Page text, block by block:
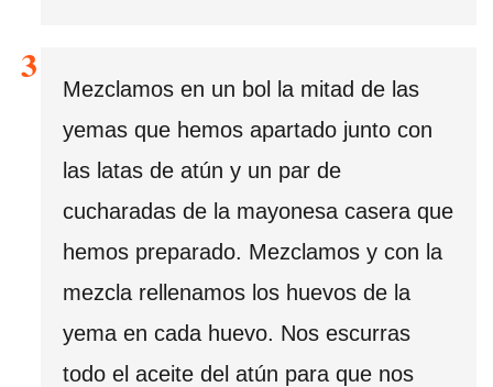
Mezclamos en un bol la mitad de las
yemas que hemos apartado junto con
las latas de atún y un par de
cucharadas de la mayonesa casera que
hemos preparado. Mezclamos y con la
mezcla rellenamos los huevos de la
yema en cada huevo. Nos escurras
todo el aceite del atún para que nos